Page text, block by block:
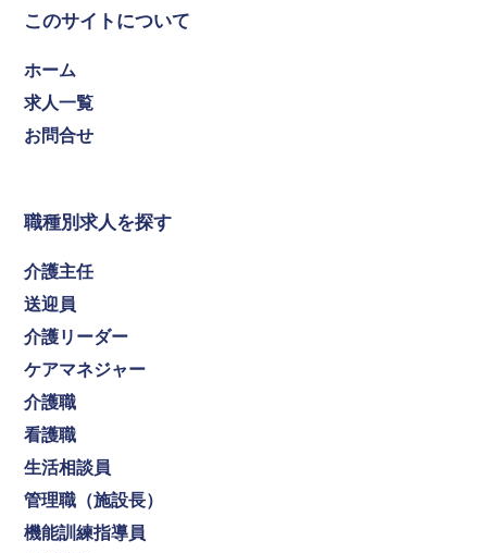
このサイトについて
ホーム
求人一覧
お問合せ
職種別求人を探す
介護主任
送迎員
介護リーダー
ケアマネジャー
介護職
看護職
生活相談員
管理職（施設長）
機能訓練指導員